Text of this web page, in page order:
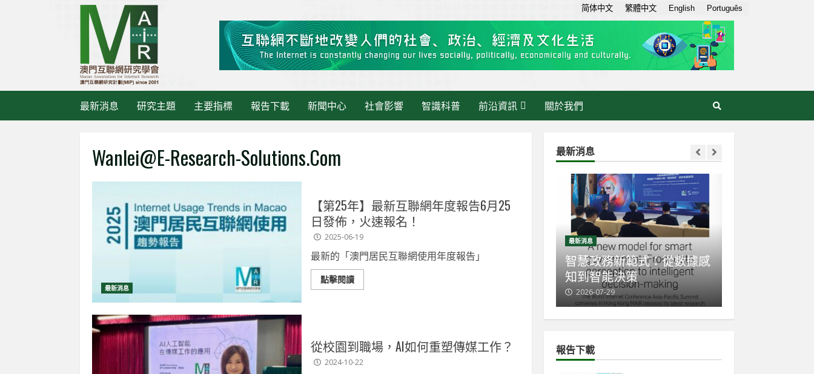
最新消息 研究主題 主要指標 報告下載 新聞中心 社會影響 智識科普 前沿資訊 關於我們
Wanlei@e-Research-Solutions.com
最新消息
【第25年】最新互聯網年度報告6月25
日發佈，火速報名！
2025-06-19
最新的「澳門居民互聯網使用年度報告」
點擊閱讀
從校園到職場，AI如何重塑傳媒工作？
2024-10-22
最新消息
最新消息
《大灣區快訊》當 AI 走進
活動管理：繁瑣交給AI，人
類專注掌舵
2026-06-11
智慧政務新範式：從數據感
最新消息
生成式AI走入日常：AI素養
與新數碼鴻溝成關注焦點
2026-07-07
報告下載
简体中文 繁體中文 English Português